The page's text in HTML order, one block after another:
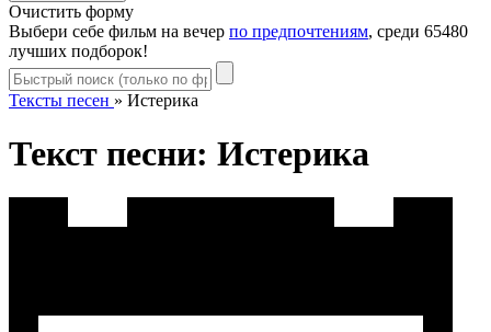
Очистить форму
Выбери себе фильм на вечер по предпочтениям, среди 65480
лучших подборок!
Тексты песен » Истерика
Текст песни: Истерика